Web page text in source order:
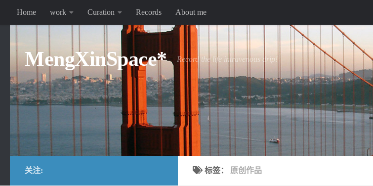
跳至内容
Home work Curation Records About me
MengXinSpace* Record the life intravenous drip!
标签： 原创作品
关注: